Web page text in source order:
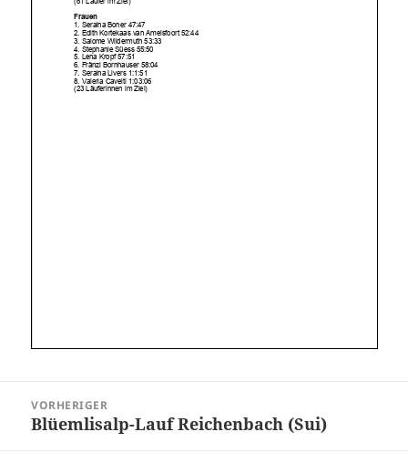
VORHERIGER
Vorheriger
Blüemlisalp-Lauf Reichenbach (Sui)